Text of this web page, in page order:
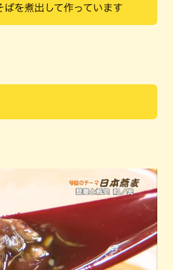
ばを煮出して作っています